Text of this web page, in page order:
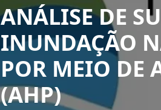
ANÁLISE DE
INUNDAÇÃO
POR MEIO DE
(AHP)